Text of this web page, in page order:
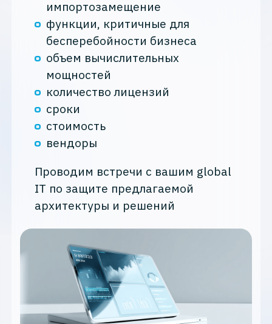
импортозамещение
функции, критичные для
бесперебойности бизнеса
объем вычислительных
мощностей
количество лицензий
сроки
стоимость
вендоры
Проводим встречи с вашим global
IT по защите предлагаемой
архитектуры и решений